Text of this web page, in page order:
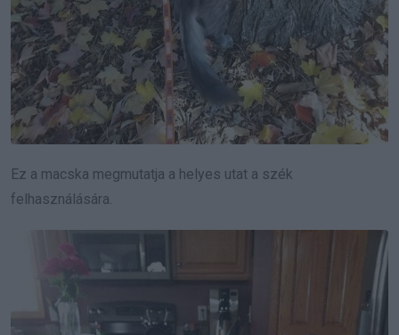
Ez a macska megmutatja a helyes utat a szék
felhasználására.